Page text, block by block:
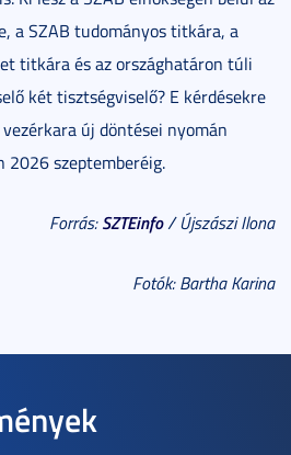
a SZAB tudományos titkára, a
titkára és az országhatáron túli
két tisztségviselő? E kérdésekre
új döntései nyomán
2026 szeptemberéig.
Forrás:SZTEinfo/ Újszászi Ilona
Fotók: Bartha Karina